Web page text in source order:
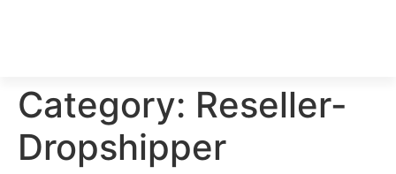
Category: Reseller-
Dropshipper